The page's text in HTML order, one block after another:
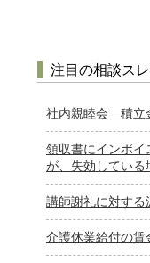
注目の相談ス
社内親睦会 積立
領収書にインボイ
が、失効している
講師謝礼に対する
介護休業給付の賃